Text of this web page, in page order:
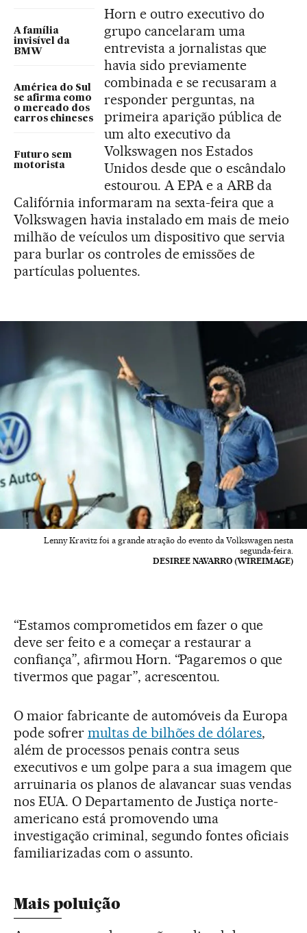
A família
invisível da
BMW
América do Sul
se afirma como
o mercado dos
carros chineses
Futuro sem
motorista
Horn e outro executivo do
grupo cancelaram uma
entrevista a jornalistas que
havia sido previamente
combinada e se recusaram a
responder perguntas, na
primeira aparição pública de
um alto executivo da
Volkswagen nos Estados
Unidos desde que o escândalo
estourou. A EPA e a ARB da
Califórnia informaram na sexta-feira que a
Volkswagen havia instalado em mais de meio
milhão de veículos um dispositivo que servia
para burlar os controles de emissões de
partículas poluentes.
Lenny Kravitz foi a grande atração do evento da Volkswagen nesta
segunda-feira.
DESIREE NAVARRO (WIREIMAGE)
“Estamos comprometidos em fazer o que
deve ser feito e a começar a restaurar a
confiança”, afirmou Horn. “Pagaremos o que
tivermos que pagar”, acrescentou.
O maior fabricante de automóveis da Europa
pode sofrer multas de bilhões de dólares,
além de processos penais contra seus
executivos e um golpe para a sua imagem que
arruinaria os planos de alavancar suas vendas
nos EUA. O Departamento de Justiça norte-
americano está promovendo uma
investigação criminal, segundo fontes oficiais
familiarizadas com o assunto.
Mais poluição